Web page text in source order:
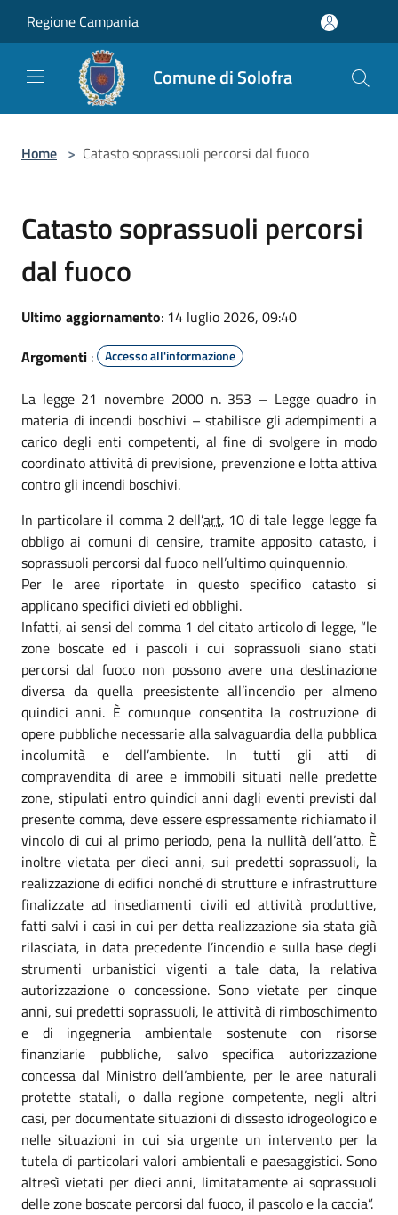
Regione Campania
Comune di Solofra
Home > Catasto soprassuoli percorsi dal fuoco
Catasto soprassuoli percorsi
dal fuoco
Ultimo aggiornamento: 14 luglio 2026, 09:40
Argomenti : Accesso all'informazione
La legge 21 novembre 2000 n. 353 – Legge quadro in
materia di incendi boschivi – stabilisce gli adempimenti a
carico degli enti competenti, al fine di svolgere in modo
coordinato attività di previsione, prevenzione e lotta attiva
contro gli incendi boschivi.
In particolare il comma 2 dell’art.10 di tale legge legge fa
obbligo ai comuni di censire, tramite apposito catasto, i
soprassuoli percorsi dal fuoco nell’ultimo quinquennio.
Per le aree riportate in questo specifico catasto si
applicano specifici divieti ed obblighi.
Infatti, ai sensi del comma 1 del citato articolo di legge, “le
zone boscate ed i pascoli i cui soprassuoli siano stati
percorsi dal fuoco non possono avere una destinazione
diversa da quella preesistente all’incendio per almeno
quindici anni. È comunque consentita la costruzione di
opere pubbliche necessarie alla salvaguardia della pubblica
incolumità e dell’ambiente. In tutti gli atti di
compravendita di aree e immobili situati nelle predette
zone, stipulati entro quindici anni dagli eventi previsti dal
presente comma, deve essere espressamente richiamato il
vincolo di cui al primo periodo, pena la nullità dell’atto. È
inoltre vietata per dieci anni, sui predetti soprassuoli, la
realizzazione di edifici nonché di strutture e infrastrutture
finalizzate ad insediamenti civili ed attività produttive,
fatti salvi i casi in cui per detta realizzazione sia stata già
rilasciata, in data precedente l’incendio e sulla base degli
strumenti urbanistici vigenti a tale data, la relativa
autorizzazione o concessione. Sono vietate per cinque
anni, sui predetti soprassuoli, le attività di rimboschimento
e di ingegneria ambientale sostenute con risorse
finanziarie pubbliche, salvo specifica autorizzazione
concessa dal Ministro dell’ambiente, per le aree naturali
protette statali, o dalla regione competente, negli altri
casi, per documentate situazioni di dissesto idrogeologico e
nelle situazioni in cui sia urgente un intervento per la
tutela di particolari valori ambientali e paesaggistici. Sono
altresì vietati per dieci anni, limitatamente ai soprassuoli
delle zone boscate percorsi dal fuoco, il pascolo e la caccia”.